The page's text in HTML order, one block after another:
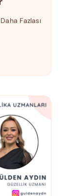
Fazlası